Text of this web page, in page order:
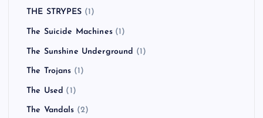
THE STRYPES (1)
The Suicide Machines(1)
The Sunshine Underground (1)
The Trojans (1)
The Used (1)
The Vandals (2)